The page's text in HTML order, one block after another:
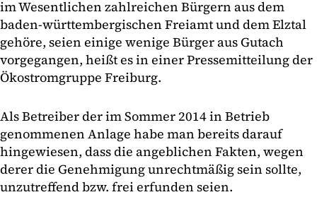
im Wesentlichen zahlreichen Bürgern aus dem
baden-württembergischen Freiamt und dem Elztal
gehöre, seien einige wenige Bürger aus Gutach
vorgegangen, heißt es in einer Pressemitteilung der
Ökostromgruppe Freiburg.
Als Betreiber der im Sommer 2014 in Betrieb
genommenen Anlage habe man bereits darauf
hingewiesen, dass die angeblichen Fakten, wegen
derer die Genehmigung unrechtmäßig sein sollte,
unzutreffend bzw. frei erfunden seien.